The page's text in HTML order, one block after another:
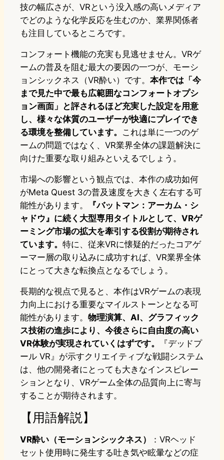
技の幅広さが、VRという没入感の高いメディア
でどのような化学反応を生むのか、業界関係者
も注目しているところです。
コンフォート機能の充実も見逃せません。VRゲ
ームの普及を阻む最大の要因の一つが、モーシ
ョンシックネス（VR酔い）です。 本作では「今
まで見た中で最も広範囲なコンフォートオプシ
ョン画面」と評されるほど充実した設定を用意
し、様々な体質のユーザーが快適にプレイでき
る環境を整備しています。 これは単に一つのゲ
ームの問題ではなく、VR業界全体の課題解決に
向けた重要な取り組みといえるでしょう。
市場への影響という観点では、本作の成功如何
がMeta Quest 3の普及速度を大きく左右する可
能性があります。
『バットマン：アーカム・シ
ャドウ』に続く大型専用タイトルとして、VRゲ
ーミング市場の拡大を牽引する役割が期待され
ています。 特に、従来VRに懐疑的だったコアゲ
ーマー層の取り込みに成功すれば、VR業界全体
にとって大きな転換点となるでしょう。
長期的な視点で見ると、本作はVRゲームの表現
力向上における重要なマイルストーンとなる可
能性があります。 物理演算、AI、グラフィック
ス技術の進歩により、今後さらに自由度の高い
VR体験が実現されていくはずです。
『デッドプ
ール VR』が示すクリエイティブな戦闘システム
は、他の開発者にとっても大きなインスピレー
ションとなり、VRゲーム全体の品質向上に寄与
することが期待されます。
【用語解説】
VR酔い（モーションシックネス）
：VRヘッド
セット使用時に発生する吐き気や眩暈などの症